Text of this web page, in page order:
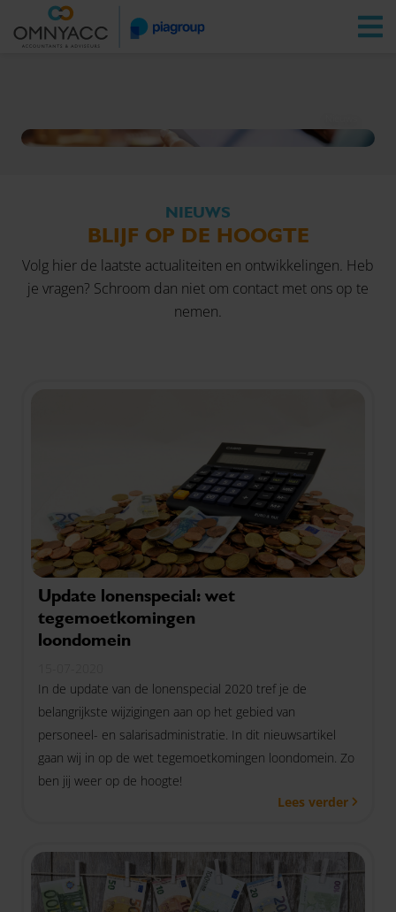
Vestigingen Zoeken
NIEUWS
BLIJF OP DE HOOGTE
Volg hier de laatste actualiteiten en ontwikkelingen. Heb
je vragen? Schroom dan niet om contact met ons op te
nemen.
Update lonenspecial: wet
tegemoetkomingen
loondomein
In de update van de lonenspecial 2020 tref je de
belangrijkste wijzigingen aan op het gebied van
personeel- en salarisadministratie. In dit nieuwsartikel
gaan wij in op de wet tegemoetkomingen loondomein. Zo
ben jij weer op de hoogte!
Lees verder